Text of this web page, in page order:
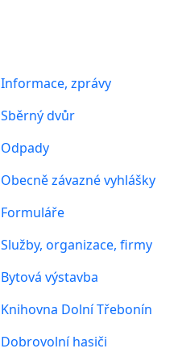
Informace, zprávy
Sběrný dvůr
Odpady
Obecně závazné vyhlášky
Formuláře
Služby, organizace, firmy
Bytová výstavba
Knihovna Dolní Třebonín
Dobrovolní hasiči